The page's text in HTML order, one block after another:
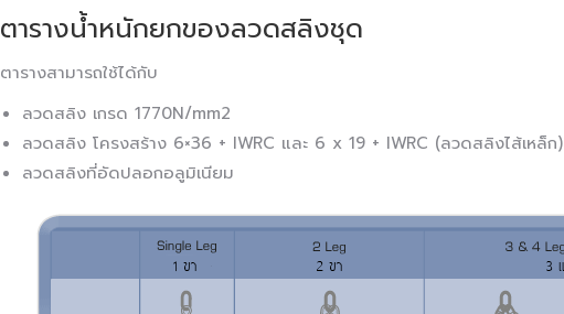
ตารางน้ำหนักยกของลวดสลิงชุด
ตารางสามารถใช้ได้กับ
ลวดสลิง เกรด 1770N/mm2
ลวดสลิง โครงสร้าง 6×36 + IWRC และ 6 x 19 + IWRC (ลวดสลิงไส้เหล็ก)
ลวดสลิงที่อัดปลอกอลูมิเนียม